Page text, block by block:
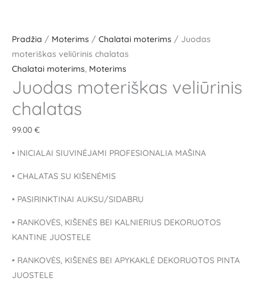
Pradžia / Moterims / Chalatai moterims / Juodas
moteriškas veliūrinis chalatas
Chalatai moterims, Moterims
Juodas moteriškas veliūrinis
chalatas
99.00 €
• INICIALAI SIUVINĖJAMI PROFESIONALIA MAŠINA
• CHALATAS SU KIŠENĖMIS
• PASIRINKTINAI AUKSU/SIDABRU
• RANKOVĖS, KIŠENĖS BEI KALNIERIUS DEKORUOTOS
KANTINE JUOSTELE
• RANKOVĖS, KIŠENĖS BEI APYKAKLĖ DEKORUOTOS PINTA
JUOSTELE